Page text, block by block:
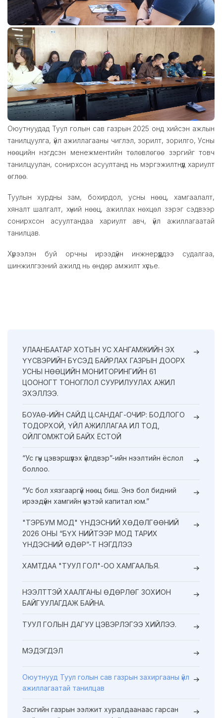
УЛААНБААТАР ХОТЫН УС ХАНГАМЖИЙН ЭХ
ҮҮСВЭРИЙН БҮСЭД БАЙРЛАХ ГАЗРЫН ДООРХ
УСНЫ НӨӨЦИЙН МОНИТОРИНГИЙН 61
ЦООНОГТ ТОНОГЛОЛ СУУРИЛУУЛАХ АЖИЛ
ЭХЭЛЛЭЭ.
БОУАӨ-ИЙН САЙД Ц.САНДАГ-ОЧИР: БОДЛОГО
ТОДОРХОЙ, ҮЙЛ АЖИЛЛАГАА ИЛ ТОД,
ОЙЛГОМЖТОЙ БАЙХ ЁСТОЙ
“Ус гүн цэвэршүүлэх үйлдвэр”-ийн нээлтийн ёслол
боллоо.
“Ус бол хязгааргүй нөөц биш. Энэ бол бидний
ирээдүйн хамгийн үнэтэй капитал юм.”
"ТЭРБУМ МОД" ҮНДЭСНИЙ ХӨДӨЛГӨӨНИЙ
2026 ОНЫ “БҮХ НИЙТЭЭР МОД ТАРИХ
ҮНДЭСНИЙ ӨДӨР”-Т НЭГДЛЭЭ
ХАМТДАА "ТУУЛ ГОЛ"-ОО ХАМГААЛЬЯ.
НЭЭЛТТЭЙ ХААЛГАНЫ ӨДӨРЛӨГ ЗОХИОН
БАЙГУУЛАГДАЖ БАЙНА.
ТУУЛ ГОЛЫН ДАГУУ ЦЭВЭРЛЭГЭЭ ХИЙЛЭЭ.
МЭДЭГДЭЛ
Оюутнууд Туул голын сав газрын захиргааны үйл
ажиллагаатай танилцав
Засгийн газрын ээлжит хуралдаанаас гарсан
Оюутнуудад Туул голын сав газрын 2025 онд хийсэн ажлын
танилцуулга, үйл ажиллагааны чиглэл, зорилт, зорилго, Усны
нөөцийн нэгдсэн менежментийн төлөвлөгөө зэргийг товч
танилцуулан, сонирхсон асуултанд нь мэргэжилтнүүд хариулт
өглөө.
Туулын хурдны зам, бохирдол, усны нөөц, хамгаалалт,
хяналт шалгалт, хүний нөөц, ажиллах нөхцөл зэрэг сэдвээр
сонирхсон асуултандаа хариулт авч, үйл ажиллагаатай
танилцав.
Хүрээлэн буй орчны ирээдүйн инжнерүүддээ судалгаа,
шинжилгээний ажилд нь өндөр амжилт хүсье.